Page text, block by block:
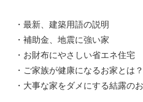
・最新、建築用語の説明
・補助金、地震に強い家
・お財布にやさしい省エネ住宅
・ご家族が健康になるお家とは？
・大事な家をダメにする結露の